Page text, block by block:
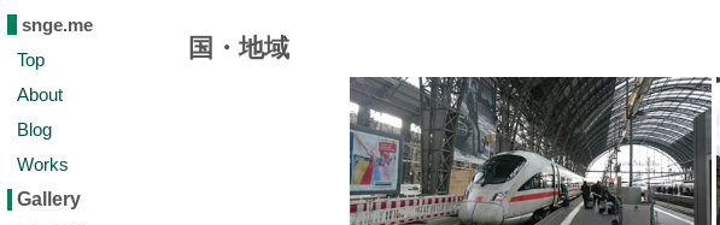
snge.me
Top
About
Blog
Works
Gallery
国・地域